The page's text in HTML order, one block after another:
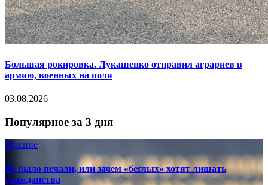
Большая рокировка. Лукашенко отправил аграриев в
армию, военных на поля
03.08.2026
Популярное за 3 дня
Мнение
Не было печали, или зачем «беглых» хотят лишать
гражданства